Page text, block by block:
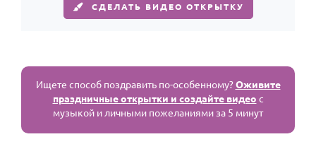
СДЕЛАТЬ ВИДЕО ОТКРЫТКУ
Ищете способ поздравить по-особенному?Оживите
праздничные открытки и создайте видео с
музыкой и личными пожеланиями за 5 минут